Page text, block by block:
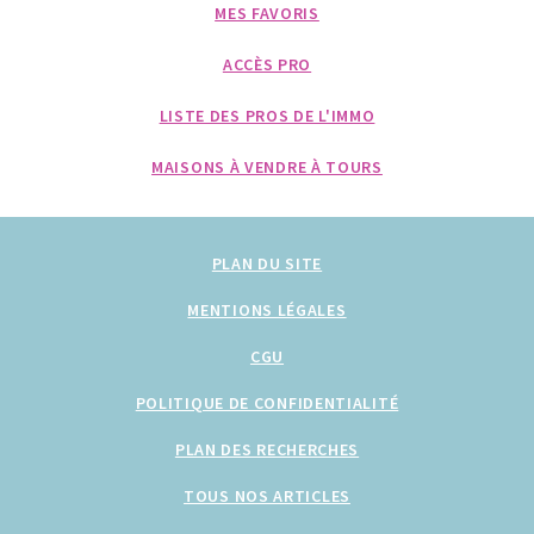
MES FAVORIS
ACCÈS PRO
LISTE DES PROS DE L'IMMO
MAISONS À VENDRE À TOURS
PLAN DU SITE
MENTIONS LÉGALES
CGU
POLITIQUE DE CONFIDENTIALITÉ
PLAN DES RECHERCHES
TOUS NOS ARTICLES